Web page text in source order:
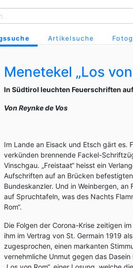
Artikelsuche
Menetekel „Los
In Südtirol leuchten Feuerschriften
Von Reynke de Vos
Im Lande an Eisack und Etsch gärt es.
verkünden brennende Fackel-
Vinschgau. „Freistaat“ heisst ein
Aufschriften auf an Brücken
Bundeskanzler. Und in Weinbergen,
auf Spruchtafeln, was des Nachts
Rom“.
Die Folgen der Corona-Krise zeitigen
ihm im Vertrag von St. Germain 1919
zugesprochen, einen markanten
vernehmliche Unmut gegen das